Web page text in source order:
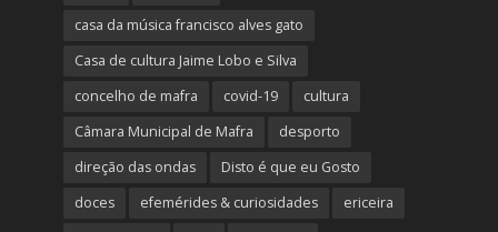
casa da música francisco alves gato
Casa de cultura Jaime Lobo e Silva
concelho de mafra
covid-19
cultura
Câmara Municipal de Mafra
desporto
direção das ondas
Disto é que eu Gosto
doces
efemérides & curiosidades
ericeira